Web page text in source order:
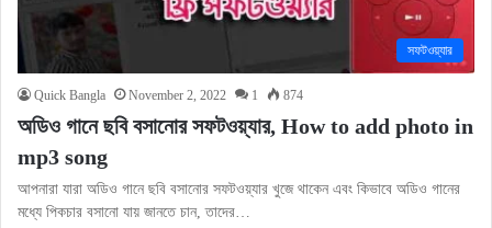
সফটওয়্যার
Quick Bangla November 2, 2022 1 874
অডিও গানে ছবি বসানোর সফটওয়্যার, How to add photo in
mp3 song
আপনারা যারা অডিও গানে ছবি বসানোর সফটওয়্যার খুজে থাকেন এবং কিভাবে অডিও গানের
মধ্যে পিকচার বসানো যায় জানতে চান, তাদের…